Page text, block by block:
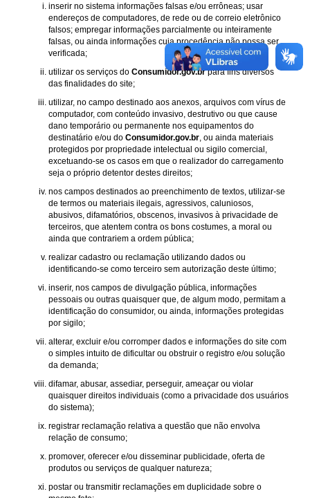
inserir no sistema informações falsas e/ou errôneas; usar
endereços de computadores, de rede ou de correio eletrônico
falsos; empregar informações parcialmente ou inteiramente
falsas, ou ainda informações cuja procedência não possa ser
verificada;
utilizar os serviços do Consumidor.gov.brpara fins diversos
das finalidades do site;
utilizar, no campo destinado aos anexos, arquivos com vírus de
computador, com conteúdo invasivo, destrutivo ou que cause
dano temporário ou permanente nos equipamentos do
destinatário e/ou do Consumidor.gov.br , ou ainda materiais
protegidos por propriedade intelectual ou sigilo comercial,
excetuando-se os casos em que o realizador do carregamento
seja o próprio detentor destes direitos;
nos campos destinados ao preenchimento de textos, utilizar-se
de termos ou materiais ilegais, agressivos, caluniosos,
abusivos, difamatórios, obscenos, invasivos à privacidade de
terceiros, que atentem contra os bons costumes, a moral ou
ainda que contrariem a ordem pública;
realizar cadastro ou reclamação utilizando dados ou
identificando-se como terceiro sem autorização deste último;
inserir, nos campos de divulgação pública, informações
pessoais ou outras quaisquer que, de algum modo, permitam a
identificação do consumidor, ou ainda, informações protegidas
por sigilo;
alterar, excluir e/ou corromper dados e informações do site com
o simples intuito de dificultar ou obstruir o registro e/ou solução
da demanda;
difamar, abusar, assediar, perseguir, ameaçar ou violar
quaisquer direitos individuais (como a privacidade dos usuários
do sistema);
registrar reclamação relativa a questão que não envolva
relação de consumo;
promover, oferecer e/ou disseminar publicidade, oferta de
produtos ou serviços de qualquer natureza;
postar ou transmitir reclamações em duplicidade sobre o